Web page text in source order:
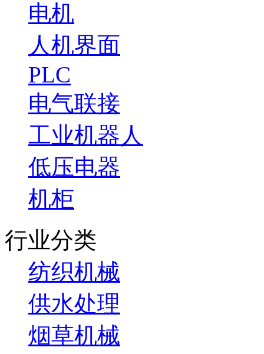
电机
人机界面
PLC
电气联接
工业机器人
低压电器
机柜
行业分类
纺织机械
供水处理
烟草机械